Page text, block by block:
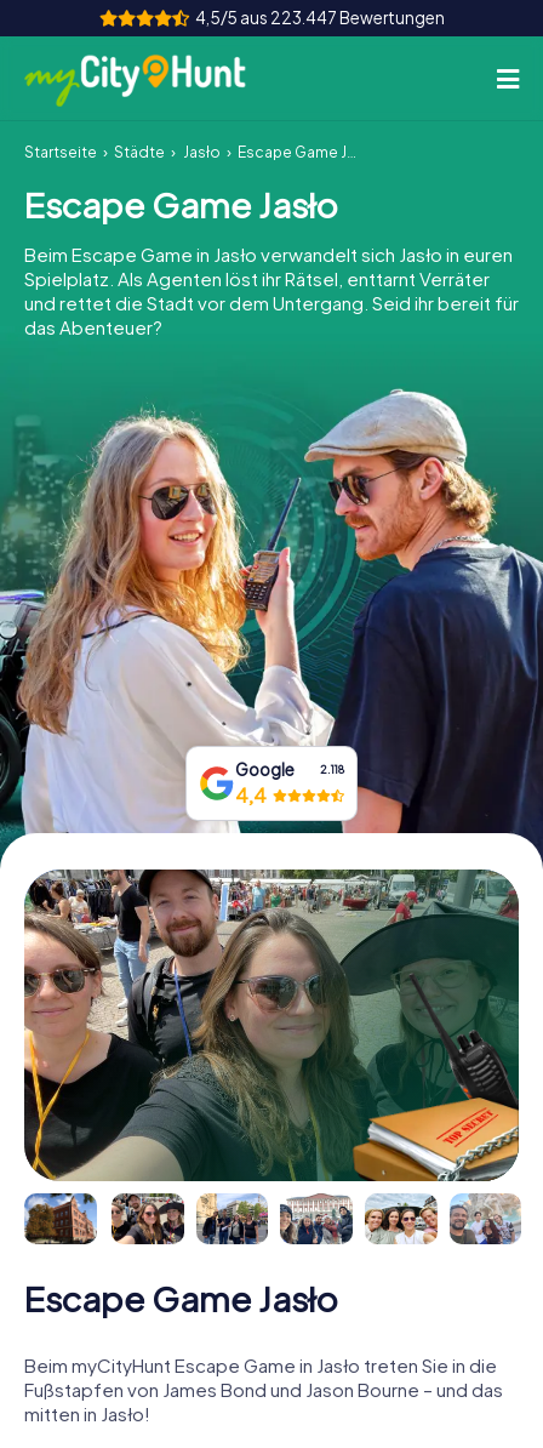
4,5/5 aus 223.447 Bewertungen
So funktioniert's
Städte
Touren
Teamevent
INT AT CH
DE
ES
FR UK
IE
IT
NL
Tickets buchen
Gutscheine bestellen
Startseite Städte Jasło Escape Game Jasło
Escape Game Jasło
Beim Escape Game in Jasło verwandelt sich Jasło in euren
Spielplatz. Als Agenten löst ihr Rätsel, enttarnt Verräter
und rettet die Stadt vor dem Untergang. Seid ihr bereit für
das Abenteuer?
Google 2.118
4,4
Escape Game Jasło
Beim myCityHunt Escape Game in Jasło treten Sie in die
Fußstapfen von James Bond und Jason Bourne – und das
mitten in Jasło!